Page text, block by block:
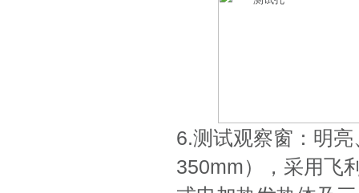
6.测试观察窗：明
350mm），采用飞